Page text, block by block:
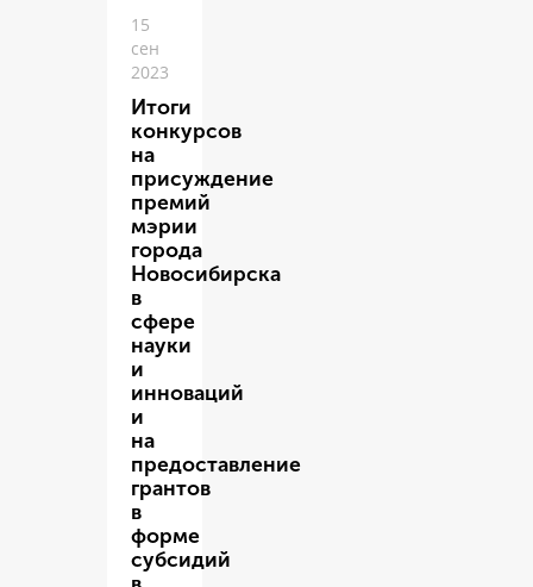
15
сен
2023
Итоги
конкурсов
на
присуждение
премий
мэрии
города
Новосибирска
в
сфере
науки
и
инноваций
и
на
предоставление
грантов
в
форме
субсидий